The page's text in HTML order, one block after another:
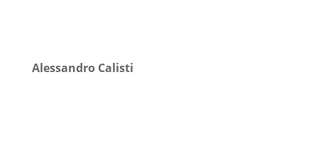
Alessandro Calisti